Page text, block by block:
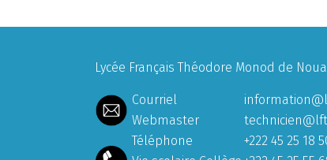
Lycée Français Théodore Monod de
Courriel
Webmaster
Téléphone
+222 45 25 18